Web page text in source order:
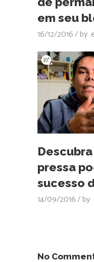
em seu
16/12/2016 by
pressa
sucesso
14/09/2016 by
No